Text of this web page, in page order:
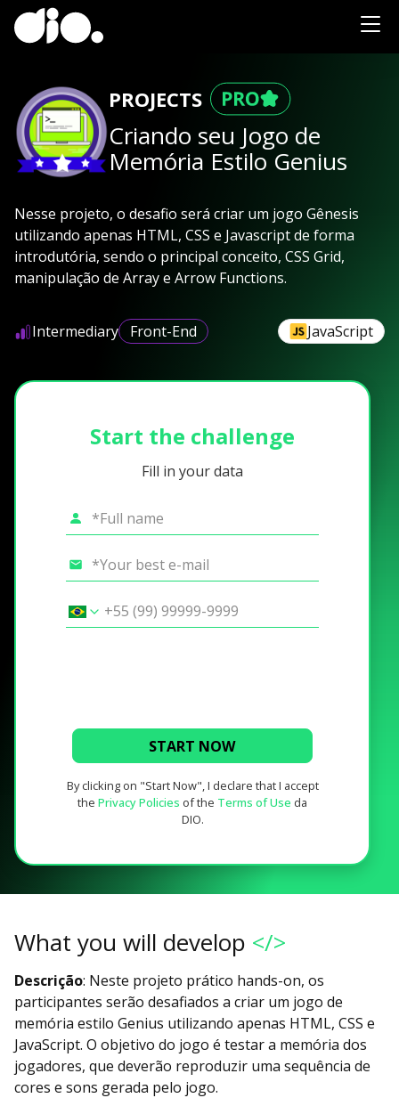
PROJECTS
Criando seu Jogo de
Memória Estilo Genius
Nesse projeto, o desafio será criar um jogo Gênesis
utilizando apenas HTML, CSS e Javascript de forma
introdutória, sendo o principal conceito, CSS Grid,
manipulação de Array e Arrow Functions.
Intermediary Front-End JavaScript
Start the challenge
Fill in your data
START NOW
By clicking on "Start Now", I declare that I accept
the Privacy Policies of the Terms of Use da
DIO.
What you will develop </>
Descrição: Neste projeto prático hands-on, os
participantes serão desafiados a criar um jogo de
memória estilo Genius utilizando apenas HTML, CSS e
JavaScript. O objetivo do jogo é testar a memória dos
jogadores, que deverão reproduzir uma sequência de
cores e sons gerada pelo jogo.